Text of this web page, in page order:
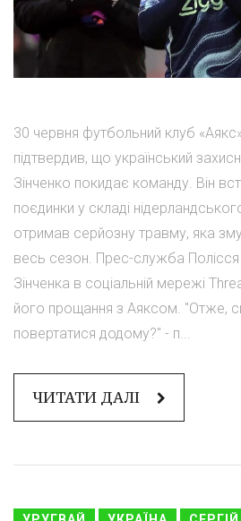
30 червня футбольний клуб
підтвердив, що український
Зінченко покидає команду. Він
поєдинки у складі
отримав серйозну травму, яка
весь сезон. Прес-служба
Зінченка в соціальній мережі
його прощання з Аяксом. "Отже,
повертатися додому?" - п...
ЧИТАТИ ДАЛІ